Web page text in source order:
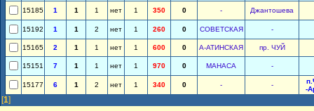
15185
1 1 1 нет 1 350 0 - Джантошева
15192 1 1 2 нет 1 260 0 СОВЕТСКАЯ -
15165 2 1 1 нет 1 600 0 А-АТИНСКАЯ пр. ЧУЙ
15151 7 1 1 нет 1 970 0 МАНАСА -
15177 6 1 2 нет 1 340 0 - -
-
[1]